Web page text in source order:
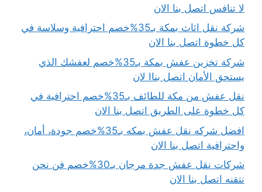
لا تنافس اتصل بنا الان
شركة نقل اثاث بمكة بـ35%خصم احترافية وسلاسة في
كل خطوة اتصل بنا الان
شركة تخزين عفش بمكة بـ35%خصم لعفشك الذي
يستحق الأمان اتصل بناا لان
نقل عفش من مكة للطائف بـ35%خصم احترافية في
كل خطوة على الطريق اتصل بنا الان
افضل شركه نقل عفش بمكه بـ35%خصم جودة، أمان،
واحترافية اتصل بنا الان
شركات نقل عفش جدة مرجان بـ30%خصم فن نحن
نتقنه اتصل بنا الان